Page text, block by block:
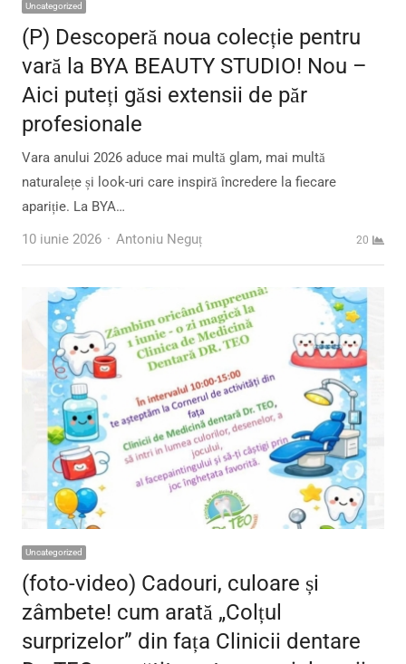
Uncategorized
(P) Descoperă noua colecție pentru
vară la BYA BEAUTY STUDIO! Nou –
Aici puteți găsi extensii de păr
profesionale
Vara anului 2026 aduce mai multă glam, mai multă
naturalețe și look-uri care inspiră încredere la fiecare
apariție. La BYA…
10 iunie 2026
Author
Antoniu Neguț 20
Uncategorized
(foto-video) Cadouri, culoare și
zâmbete! cum arată „Colțul
surprizelor” din fața Clinicii dentare